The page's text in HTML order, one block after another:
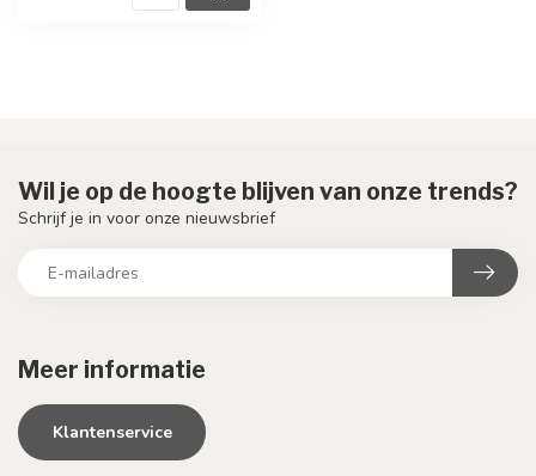
Meer informatie
Klantenservice
Wil je op de hoogte blijven van onze trends?
Schrijf je in voor onze nieuwsbrief